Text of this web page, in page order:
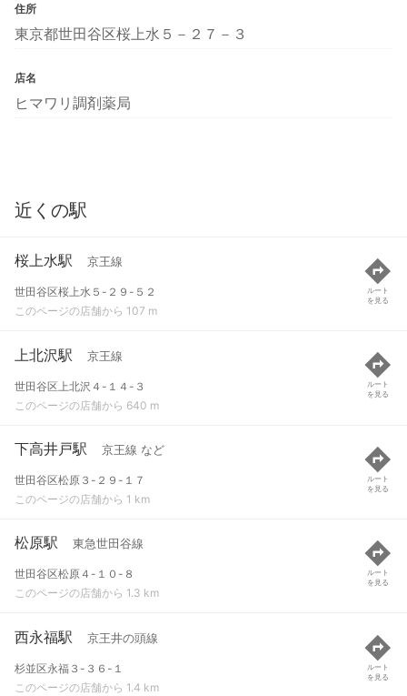
住所
東京都世田谷区桜上水５－２７－３
店名
ヒマワリ調剤薬局
近くの駅
桜上水駅 京王線
世田谷区桜上水５-２９-５２
このページの店舗から 107 m
ルート
を見る
上北沢駅 京王線
世田谷区上北沢４-１４-３
このページの店舗から 640 m
ルート
を見る
下高井戸駅 京王線 など
世田谷区松原３-２９-１７
このページの店舗から 1 km
ルート
を見る
松原駅 東急世田谷線
世田谷区松原４-１０-８
このページの店舗から 1.3 km
ルート
を見る
西永福駅 京王井の頭線
杉並区永福３-３６-１
このページの店舗から 1.4 km
ルート
を見る